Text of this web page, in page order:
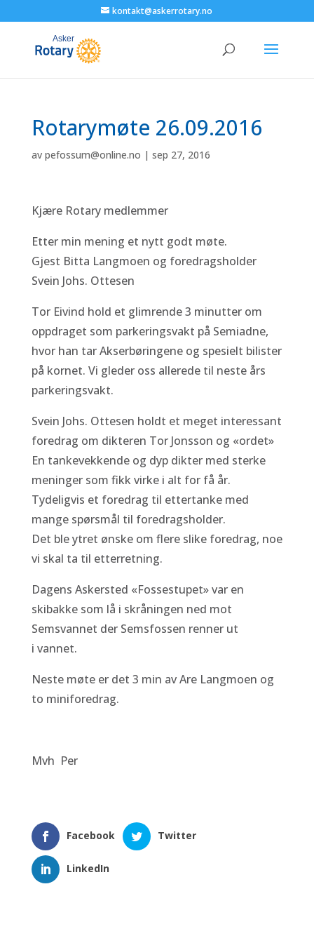
kontakt@askerrotary.no
Rotarymøte 26.09.2016
av pefossum@online.no | sep 27, 2016
Kjære Rotary medlemmer
Etter min mening et nytt godt møte.
Gjest Bitta Langmoen og foredragsholder
Svein Johs. Ottesen
Tor Eivind hold et glimrende 3 minutter om
oppdraget som parkeringsvakt på Semiadne,
hvor han tar Akserbøringene og spesielt bilister
på kornet. Vi gleder oss allerede til neste års
parkeringsvakt.
Svein Johs. Ottesen holdt et meget interessant
foredrag om dikteren Tor Jonsson og «ordet»
En tankevekkende og dyp dikter med sterke
meninger som fikk virke i alt for få år.
Tydeligvis et foredrag til ettertanke med
mange spørsmål til foredragsholder.
Det ble ytret ønske om flere slike foredrag, noe
vi skal ta til etterretning.
Dagens Askersted «Fossestupet» var en
skibakke som lå i skråningen ned mot
Semsvannet der Semsfossen renner ut
i vannet.
Neste møte er det 3 min av Are Langmoen og
to miniforedrag.
Mvh Per
Facebook Twitter
LinkedIn